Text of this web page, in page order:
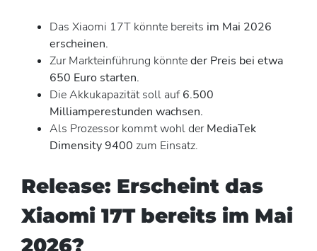
Das Xiaomi 17T könnte bereits im Mai 2026
erscheinen.
Zur Markteinführung könnteder Preis bei etwa
650 Euro starten.
Die Akkukapazität soll auf6.500
Milliamperestunden wachsen.
Als Prozessor kommt wohl derMediaTek
Dimensity 9400 zum Einsatz.
Release: Erscheint das
Xiaomi 17T bereits im Mai
2026?